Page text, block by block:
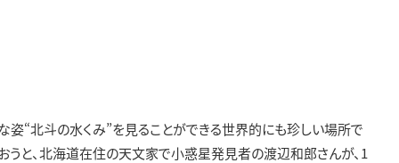
姿“北斗の水くみ”を見ることができる世界的にも珍しい場所で
うと、北海道在住の天文家で小惑星発見者の渡辺和郎さんが、1